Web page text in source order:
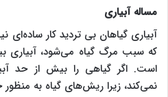
مساله آبیاری
آبیاری گیاهان بی تردید کار ساده‌ای
که سبب مرگ گیاه می‌شود، آبیاری
است. اگر گیاهی را بیش از حد
نمی‌کند، زیرا ریش‌های گیاه به